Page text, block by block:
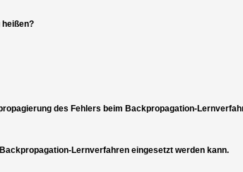
des Fehlers beim Backpropagation-
Lernverfahren eingesetzt werden kann.